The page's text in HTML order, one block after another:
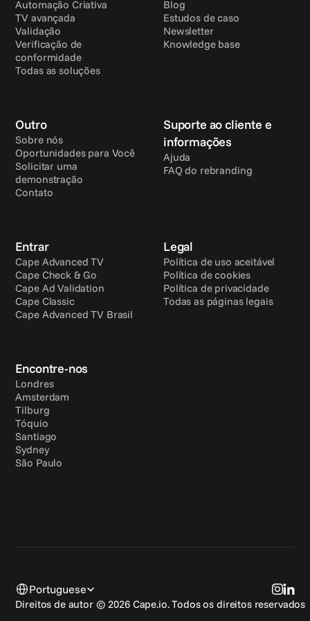
Automação Criativa
TV avançada
Validação
Verificação de
conformidade
Todas as soluções
Blog
Estudos de caso
Newsletter
Knowledge base
Outro
Sobre nós
Oportunidades para Você
Solicitar uma
demonstração
Contato
Suporte ao cliente e
informações
Ajuda
FAQ do rebranding
Entrar
Cape Advanced TV
Cape Check & Go
Cape Ad Validation
Cape Classic
Cape Advanced TV Brasil
Legal
Política de uso aceitável
Política de cookies
Política de privacidade
Todas as páginas legais
Encontre-nos
Londres
Amsterdam
Tilburg
Tóquio
Santiago
Sydney
São Paulo
Direitos de autor © 2026 Cape.io. Todos os direitos reservados
Select Language
Portuguese